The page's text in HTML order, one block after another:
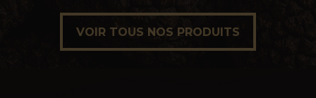
VOIR TOUS NOS PRODUITS
VOIR TOUS NOS PRODUITS